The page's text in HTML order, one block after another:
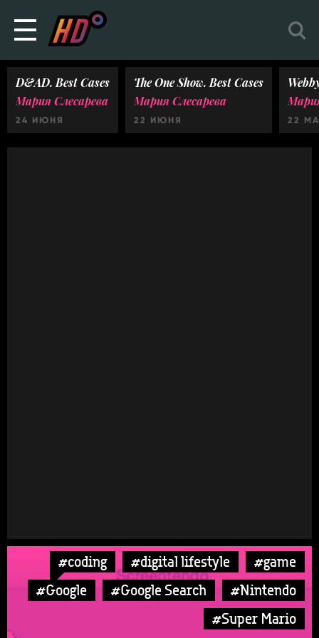
D&AD. Best Cases
Мария Слесарева
24 ИЮНЯ
The One Show. Best Cases
Мария Слесарева
22 ИЮНЯ 22
#coding #digital lifestyle
#game
#Google
#Google Search
#Nintendo
#Super Mario